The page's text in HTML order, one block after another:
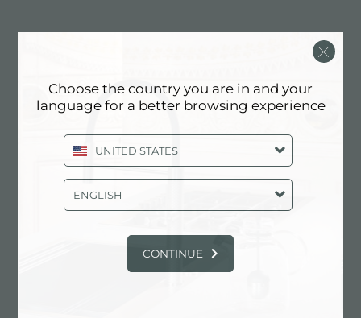
Placa de cocción Milanello Gun Metal 5F
Choose the country you are in and your
language for a better browsing experience
UNITED STATES
ENGLISH
CONTINUE